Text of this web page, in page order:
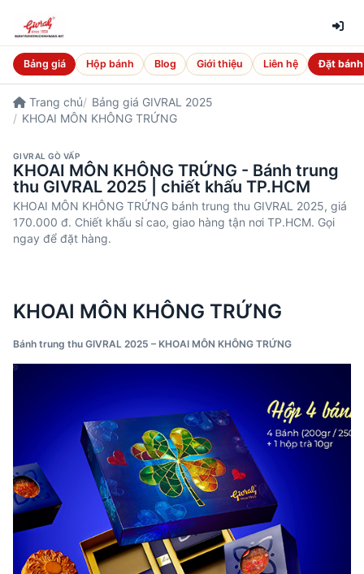
Bảng giá Hộp bánh Blog Giới thiệu Liên hệ Đặt bánh
Trang chủ
Bảng giá GIVRAL 2025
KHOAI MÔN KHÔNG TRỨNG
GIVRAL GÒ VẤP
KHOAI MÔN KHÔNG TRỨNG - Bánh trung
thu GIVRAL 2025 | chiết khấu TP.HCM
KHOAI MÔN KHÔNG TRỨNG bánh trung thu GIVRAL 2025, giá
170.000 đ. Chiết khấu sỉ cao, giao hàng tận nơi TP.HCM. Gọi
ngay để đặt hàng.
KHOAI MÔN KHÔNG TRỨNG
Bánh trung thu GIVRAL 2025 – KHOAI MÔN KHÔNG TRỨNG